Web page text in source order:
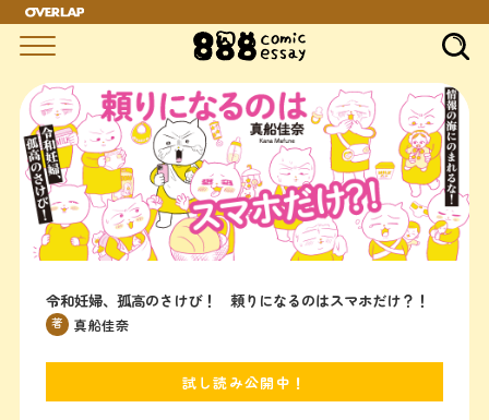
令和妊婦、孤高のさけび！ 頼りになるのはスマホだけ？！
著 真船佳奈
試し読み公開中！